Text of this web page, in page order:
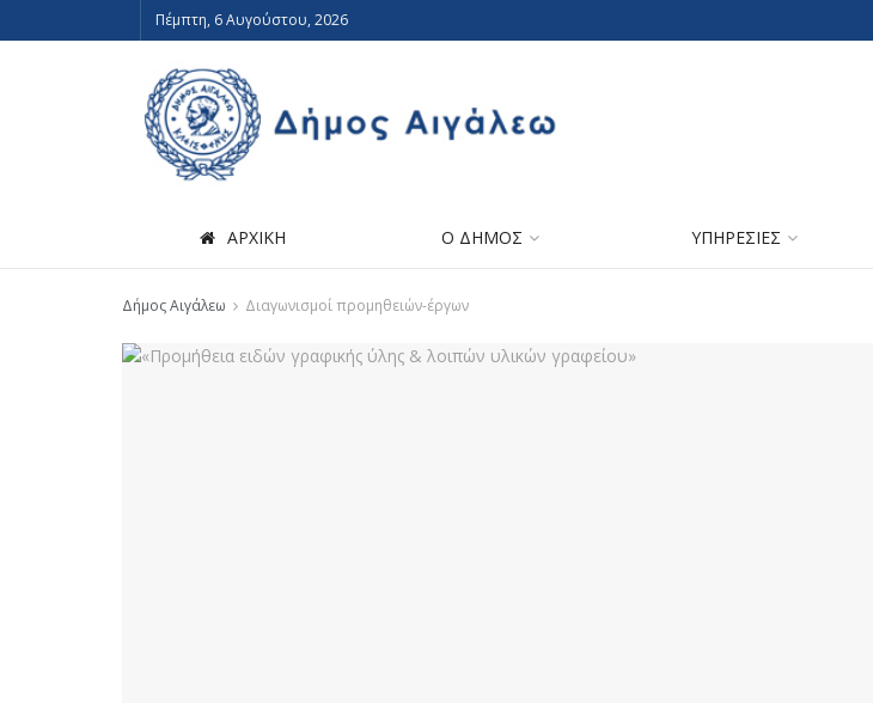
Πέμπτη, 6 Αυγούστου, 2026
ΑΡΧΙΚΗ Ο ΔΗΜΟΣ ΥΠΗΡΕΣΙΕΣ
Δήμος Αιγάλεω Διαγωνισμοί προμηθειών-έργων